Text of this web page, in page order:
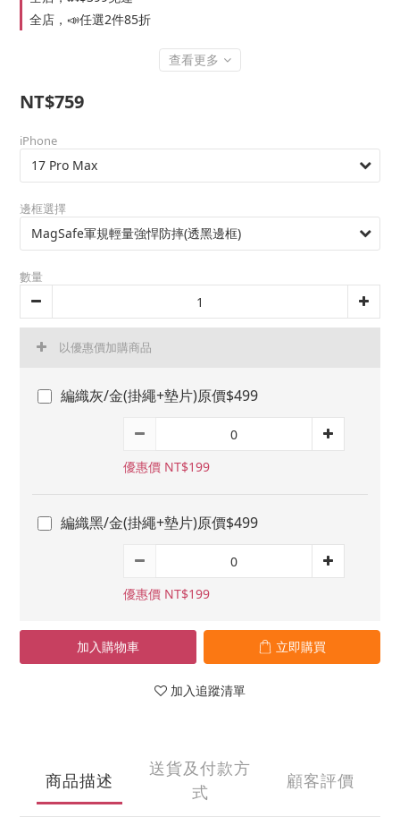
全店，📣任選2件85折
查看更多
NT$759
iPhone
邊框選擇
數量
以優惠價加購商品
編織灰/金(掛繩+墊片)原價$499
優惠價 NT$199
編織黑/金(掛繩+墊片)原價$499
優惠價 NT$199
加入購物車 立即購買
加入追蹤清單
商品描述
送貨及付款方
式
顧客評價